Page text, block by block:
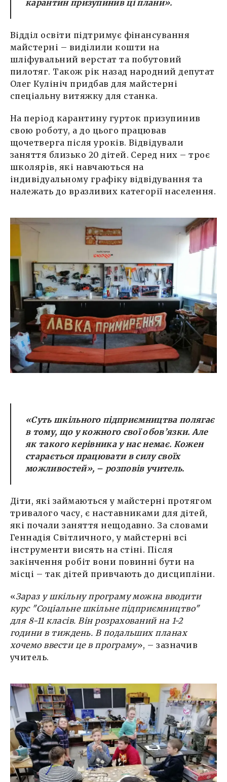
карантин призупинив ці плани».
Відділ освіти підтримує фінансування
майстерні – виділили кошти на
шліфувальний верстат та побутовий
пилотяг. Також рік назад народний депутат
Олег Кулініч придбав для майстерні
спеціальну витяжку для станка.
На період карантину гурток призупинив
свою роботу, а до цього працював
щочетверга після уроків. Відвідували
заняття близько 20 дітей. Серед них – троє
школярів, які навчаються на
індивідуальному графіку відвідування та
належать до вразливих категорії населення.
«Суть шкільного підприємництва полягає
в тому, що у кожного свої обов’язки. Але
як такого керівника у нас немає. Кожен
старається працювати в силу своїх
можливостей», – розповів учитель.
Діти, які займаються у майстерні протягом
тривалого часу, є наставниками для дітей,
які почали заняття нещодавно. За словами
Геннадія Світличного, у майстерні всі
інструменти висять на стіні. Після
закінчення робіт вони повинні бути на
місці – так дітей привчають до дисципліни.
«Зараз у шкільну програму можна вводити
курс "Соціальне шкільне підприємництво"
для 8-11 класів. Він розрахований на 1-2
години в тиждень. В подальших планах
хочемо ввести це в програму», – зазначив
учитель.